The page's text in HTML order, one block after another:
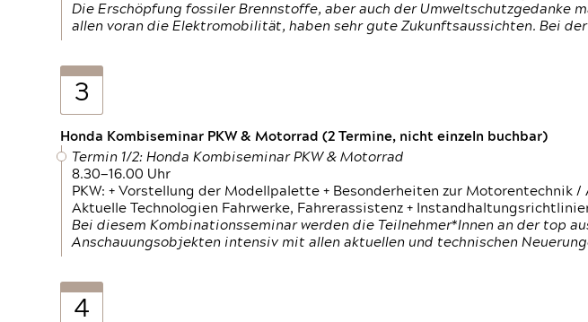
Die Erschöpfung fossiler Brennstoffe, aber auch der
allen voran die Elektromobilität, haben sehr gute Zukunftsaussichten. Bei
3
Honda Kombiseminar PKW & Motorrad (2 Termine, nicht einzeln buchbar)
Termin 1/2: Honda Kombiseminar PKW & Motorrad
8.30—16.00 Uhr
PKW: + Vorstellung der Modellpalette + Besonderheiten zur
Aktuelle Technologien Fahrwerke, Fahrerassistenz +
Bei diesem Kombinationsseminar werden die Teilnehmer*Innen an der top
Anschauungsobjekten intensiv mit allen aktuellen und technischen
4